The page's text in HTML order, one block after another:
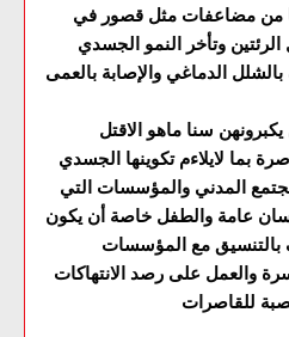
من مضاعفات مثل قصور في
الرئتين وتأخر النمو الجسدي
الدماغي والإصابة بالعمى
سنا ماهو الاقتل
بما لايلاءم تكوينها الجسدي
المدني والمؤسسات التي
عامة والطفل خاصة أن يكون
بالتنسيق مع المؤسسات
والعمل على رصد الانتهاكات
للقاصرات